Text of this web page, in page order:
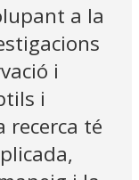
a la
i
i
recerca té